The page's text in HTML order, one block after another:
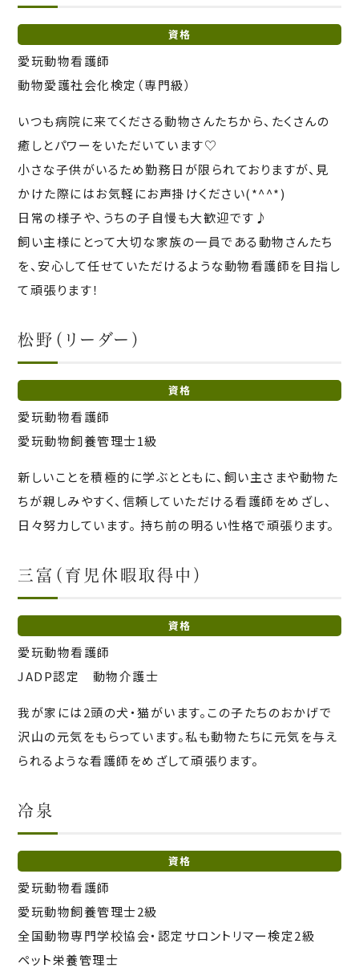
資格
愛玩動物看護師
動物愛護社会化検定（専門級）
いつも病院に来てくださる動物さんたちから、たくさんの
癒しとパワーをいただいています♡
小さな子供がいるため勤務日が限られておりますが、見
かけた際にはお気軽にお声掛けください(*^^*)
日常の様子や、うちの子自慢も大歓迎です♪
飼い主様にとって大切な家族の一員である動物さんたち
を、安心して任せていただけるような動物看護師を目指し
て頑張ります！
松野（リーダー）
資格
愛玩動物看護師
愛玩動物飼養管理士1級
新しいことを積極的に学ぶとともに、飼い主さまや動物た
ちが親しみやすく、信頼していただける看護師をめざし、
日々努力しています。 持ち前の明るい性格で頑張ります。
三富（育児休暇取得中）
資格
愛玩動物看護師
JADP認定 動物介護士
我が家には2頭の犬・猫がいます。この子たちのおかげで
沢山の元気をもらっています。私も動物たちに元気を与え
られるような看護師をめざして頑張ります。
冷泉
資格
愛玩動物看護師
愛玩動物飼養管理士2級
全国動物専門学校協会・認定サロントリマー検定2級
ペット栄養管理士